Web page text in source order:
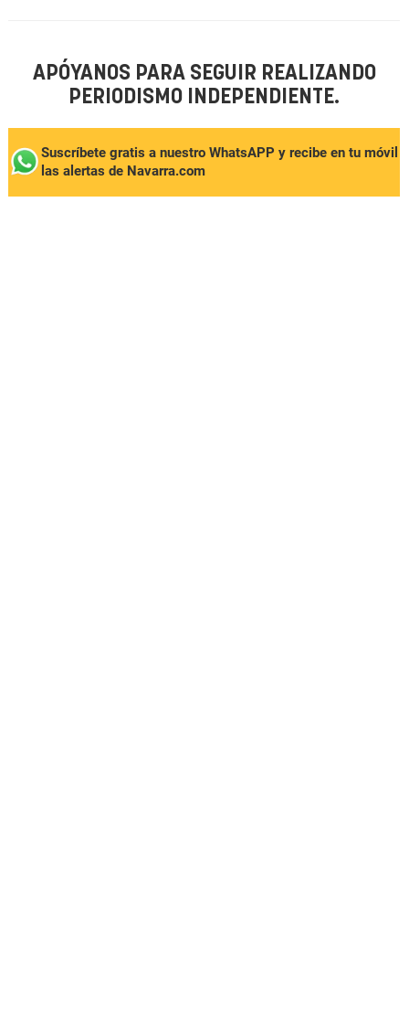
APÓYANOS PARA SEGUIR REALIZANDO
PERIODISMO INDEPENDIENTE.
Suscríbete gratis a nuestro WhatsAPP y recibe en tu móvil
las alertas de Navarra.com